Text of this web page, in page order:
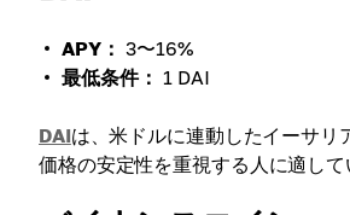
APY： 3〜16%
最低条件： 1 DAI
DAIは、米ドルに連動したイーサ
価格の安定性を重視する人に適し